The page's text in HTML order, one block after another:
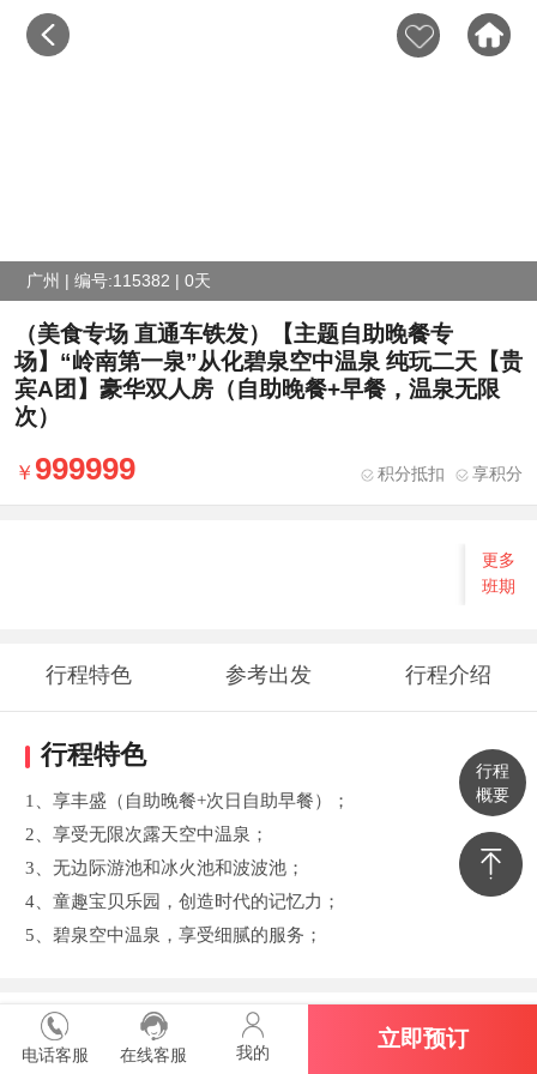
行程
概要
电话客服 在线客服 我的
立即预订
广州 | 编号:115382 | 0天
（美食专场 直通车铁发）【主题自助晚餐专
场】“岭南第一泉”从化碧泉空中温泉 纯玩二天【贵
宾A团】豪华双人房（自助晚餐+早餐，温泉无限
次）
999999 积分抵扣 享积分
更多
班期
行程特色 参考出发 行程介绍
行程特色
1、享丰盛（自助晚餐+次日自助早餐）；
2、享受无限次露天空中温泉；
3、无边际游池和冰火池和波波池；
4、童趣宝贝乐园，创造时代的记忆力；
5、碧泉空中温泉，享受细腻的服务；
参考出发时间地点